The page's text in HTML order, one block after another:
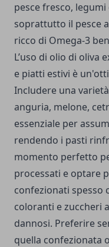
pesce fresco,
soprattutto il pesce
ricco di Omega-3
L’uso di olio di oliva
e piatti estivi è
Includere una
anguria, melone,
essenziale per
rendendo i pasti
momento perfetto
processati e optare
confezionati spesso
coloranti e zuccheri
dannosi. Preferire
quella confezionata